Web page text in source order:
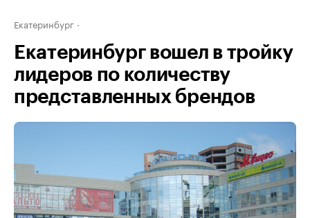
Екатеринбург
Екатеринбург вошел в тройку
лидеров по количеству
представленных брендов